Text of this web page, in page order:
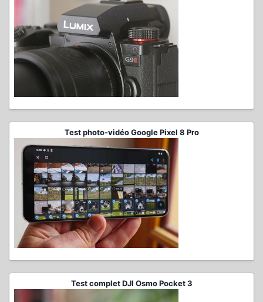
Test photo-vidéo Google Pixel 8 Pro
Test complet DJI Osmo Pocket 3